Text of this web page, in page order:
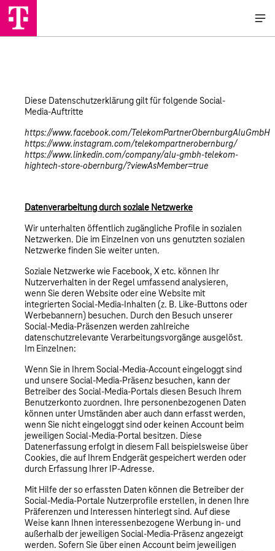
Diese Datenschutzerklärung gilt für folgende Social-
Media-Auftritte
https://www.facebook.com/TelekomPartnerObernburgAluGmbH
https://www.instagram.com/telekompartnerobernburg/
https://www.linkedin.com/company/alu-gmbh-telekom-
hightech-store-obernburg/?viewAsMember=true
Datenverarbeitung durch soziale Netzwerke
Wir unterhalten öffentlich zugängliche Profile in sozialen
Netzwerken. Die im Einzelnen von uns genutzten sozialen
Netzwerke finden Sie weiter unten.
Soziale Netzwerke wie Facebook, X etc. können Ihr
Nutzerverhalten in der Regel umfassend analysieren,
wenn Sie deren Website oder eine Website mit
integrierten Social-Media-Inhalten (z. B. Like-Buttons oder
Werbebannern) besuchen. Durch den Besuch unserer
Social-Media-Präsenzen werden zahlreiche
datenschutzrelevante Verarbeitungsvorgänge ausgelöst.
Im Einzelnen:
Wenn Sie in Ihrem Social-Media-Account eingeloggt sind
und unsere Social-Media-Präsenz besuchen, kann der
Betreiber des Social-Media-Portals diesen Besuch Ihrem
Benutzerkonto zuordnen. Ihre personenbezogenen Daten
können unter Umständen aber auch dann erfasst werden,
wenn Sie nicht eingeloggt sind oder keinen Account beim
jeweiligen Social-Media-Portal besitzen. Diese
Datenerfassung erfolgt in diesem Fall beispielsweise über
Cookies, die auf Ihrem Endgerät gespeichert werden oder
durch Erfassung Ihrer IP-Adresse.
Mit Hilfe der so erfassten Daten können die Betreiber der
Social-Media-Portale Nutzerprofile erstellen, in denen Ihre
Präferenzen und Interessen hinterlegt sind. Auf diese
Weise kann Ihnen interessenbezogene Werbung in- und
außerhalb der jeweiligen Social-Media-Präsenz angezeigt
werden. Sofern Sie über einen Account beim jeweiligen